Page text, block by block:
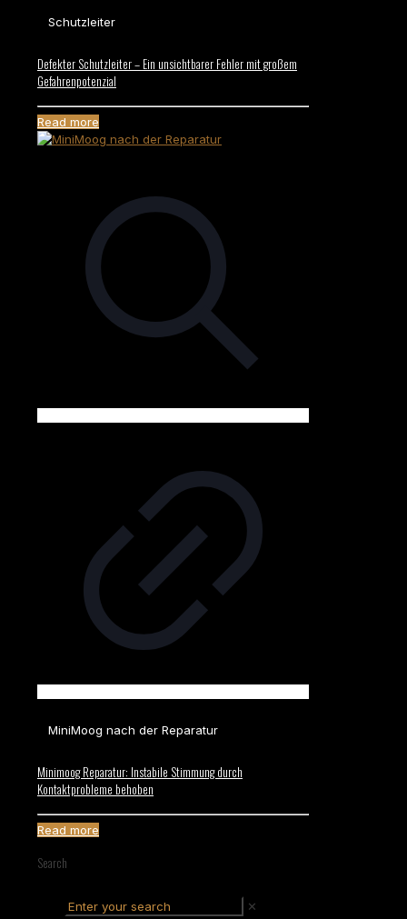
Schutzleiter
Defekter Schutzleiter – Ein unsichtbarer Fehler mit großem
Gefahrenpotenzial
Read more
MiniMoog nach der Reparatur
Minimoog Reparatur: Instabile Stimmung durch
Kontaktprobleme behoben
Read more
Search
✕